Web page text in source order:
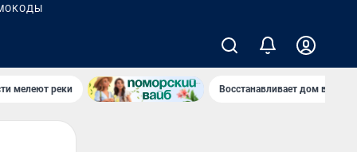
мелеют реки Восстанавливает дом в